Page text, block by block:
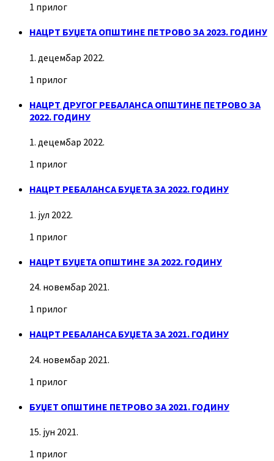
1 прилог
НАЦРТ БУЏЕТА ОПШТИНЕ ПЕТРОВО ЗА 2023. ГОДИНУ
1. децембар 2022.
1 прилог
НАЦРТ ДРУГОГ РЕБАЛАНСА ОПШТИНЕ ПЕТРОВО ЗА
2022. ГОДИНУ
1. децембар 2022.
1 прилог
НАЦРТ РЕБАЛАНСА БУЏЕТА ЗА 2022. ГОДИНУ
1. јул 2022.
1 прилог
НАЦРТ БУЏЕТА ОПШТИНЕ ЗА 2022. ГОДИНУ
24. новембар 2021.
1 прилог
НАЦРТ РЕБАЛАНСА БУЏЕТА ЗА 2021. ГОДИНУ
24. новембар 2021.
1 прилог
БУЏЕТ ОПШТИНЕ ПЕТРОВО ЗА 2021. ГОДИНУ
15. јун 2021.
1 прилог